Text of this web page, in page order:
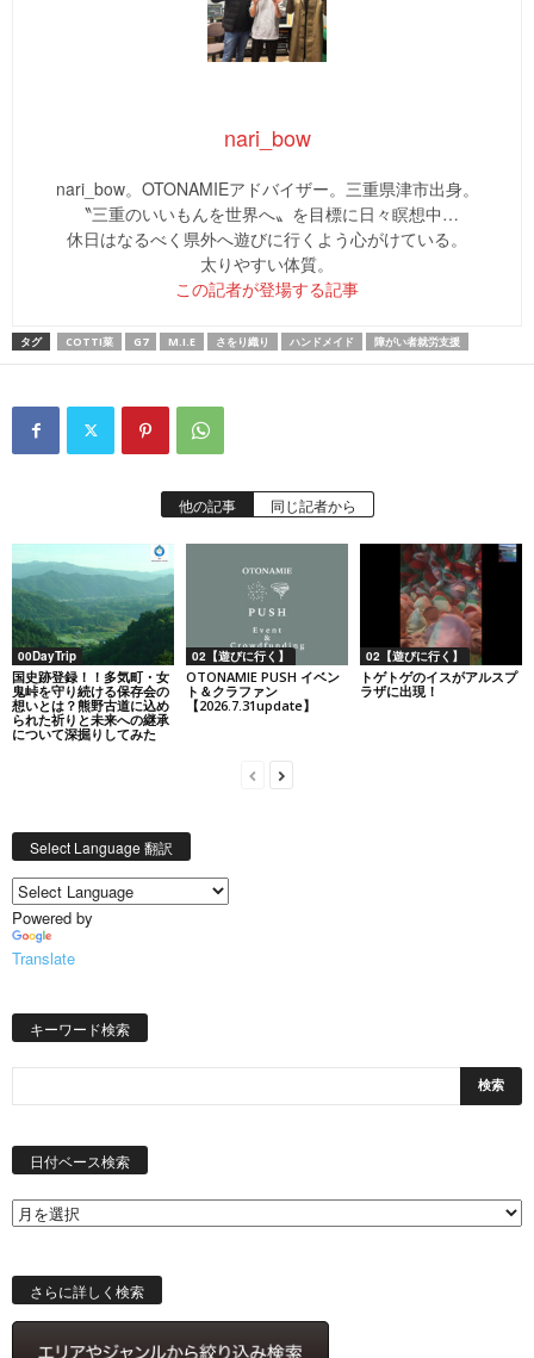
nari_bow
nari_bow。OTONAMIEアドバイザー。三重県津市出身。
〝三重のいいもんを世界へ〟を目標に日々瞑想中…
休日はなるべく県外へ遊びに行くよう心がけている。
太りやすい体質。
この記者が登場する記事
タグ COTTI菜 G7 M.I.E さをり織り ハンドメイド 障がい者就労支援
他の記事 同じ記者から
00DayTrip
国史跡登録！！多気町・女
鬼峠を守り続ける保存会の
想いとは？熊野古道に込め
られた祈りと未来への継承
について深掘りしてみた
02【遊びに行く】
OTONAMIE PUSH イベン
ト＆クラファン
【2026.7.31update】
02【遊びに行く】
トゲトゲのイスがアルスプ
ラザに出現！
Select Language 翻訳
Powered by
Translate
キーワード検索
日付ベース検索
ス
索
さらに詳しく検索